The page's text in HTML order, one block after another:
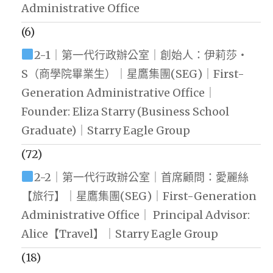
Administrative Office
(6)
2-1｜第一代行政辦公室｜創始人：伊莉莎・
S（商學院畢業生）｜星鷹集團(SEG)｜First-
Generation Administrative Office｜
Founder: Eliza Starry (Business School
Graduate)｜Starry Eagle Group
(72)
2-2｜第一代行政辦公室｜首席顧問：愛麗絲
【旅行】｜星鷹集團(SEG)｜First-Generation
Administrative Office｜ Principal Advisor:
Alice【Travel】｜Starry Eagle Group
(18)